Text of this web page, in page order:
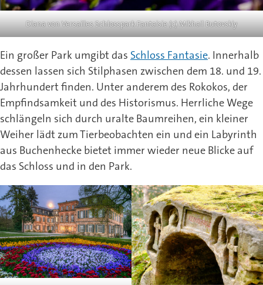
Diana von Versailles Schlosspark Fantaisie (c) Mikhail Butovskiy
Ein großer Park umgibt das Schloss Fantasie. Innerhalb
dessen lassen sich Stilphasen zwischen dem 18. und 19.
Jahrhundert finden. Unter anderem des Rokokos, der
Empfindsamkeit und des Historismus. Herrliche Wege
schlängeln sich durch uralte Baumreihen, ein kleiner
Weiher lädt zum Tierbeobachten ein und ein Labyrinth
aus Buchenhecke bietet immer wieder neue Blicke auf
das Schloss und in den Park.